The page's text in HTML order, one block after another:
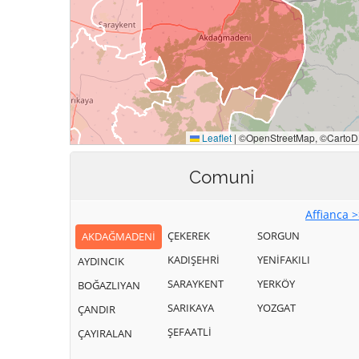
Comuni
Affianca
AKDAĞMADENİ
AYDINCIK
BOĞAZLIYAN
ÇANDIR
ÇAYIRALAN
ÇEKEREK
KADIŞEHRİ
SARAYKENT
SARIKAYA
ŞEFAATLİ
SORGUN
YENİFAKILI
YERKÖY
YOZGAT